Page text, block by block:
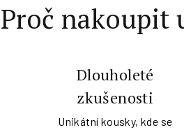
Proč nakoupit
Dlouholeté
zkušenosti
Unikátní kousky, kde se